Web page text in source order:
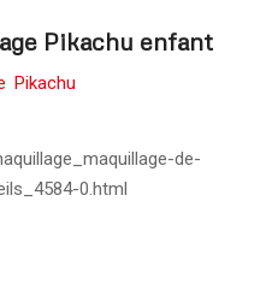
Pikachu enfant
de-
0.html